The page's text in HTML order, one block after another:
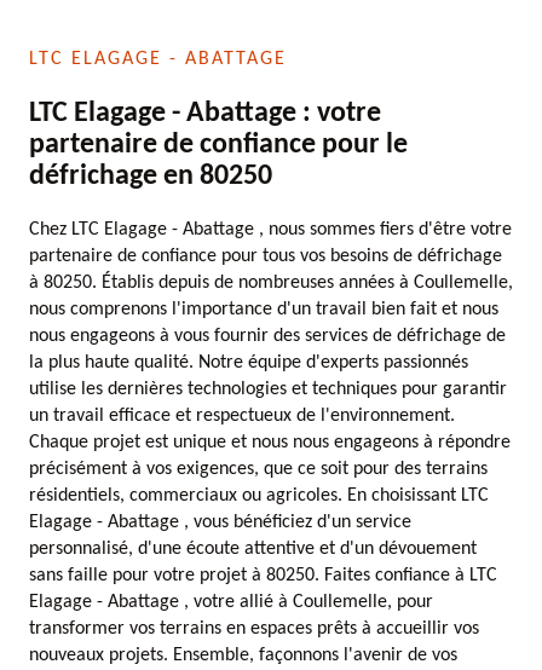
LTC ELAGAGE - ABATTAGE
LTC Elagage - Abattage : votre
partenaire de confiance pour le
défrichage en 80250
Chez LTC Elagage - Abattage , nous sommes fiers d'être votre
partenaire de confiance pour tous vos besoins de défrichage
à 80250. Établis depuis de nombreuses années à Coullemelle,
nous comprenons l'importance d'un travail bien fait et nous
nous engageons à vous fournir des services de défrichage de
la plus haute qualité. Notre équipe d'experts passionnés
utilise les dernières technologies et techniques pour garantir
un travail efficace et respectueux de l'environnement.
Chaque projet est unique et nous nous engageons à répondre
précisément à vos exigences, que ce soit pour des terrains
résidentiels, commerciaux ou agricoles. En choisissant LTC
Elagage - Abattage , vous bénéficiez d'un service
personnalisé, d'une écoute attentive et d'un dévouement
sans faille pour votre projet à 80250. Faites confiance à LTC
Elagage - Abattage , votre allié à Coullemelle, pour
transformer vos terrains en espaces prêts à accueillir vos
nouveaux projets. Ensemble, façonnons l'avenir de vos